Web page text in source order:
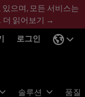
으며, 모든 서비스는
더 읽어보기 →
로그인
솔루션
품질